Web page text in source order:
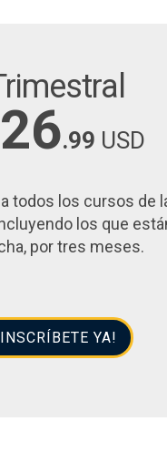
.99 USD
todos los cursos de
los que
por tres meses.
YA!